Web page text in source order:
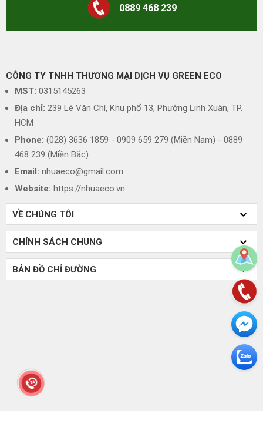
0889 468 239
CÔNG TY TNHH THƯƠNG MẠI DỊCH VỤ GREEN ECO
MST: 0315145263
Địa chỉ: 239 Lê Văn Chí, Khu phố 13, Phường Linh Xuân, TP.
HCM
Phone: (028) 3636 1859 - 0909 659 279 (Miền Nam) - 0889
468 239 (Miền Bắc)
Email: nhuaeco@gmail.com
Website: https://nhuaeco.vn
VỀ CHÚNG TÔI
CHÍNH SÁCH CHUNG
BẢN ĐỒ CHỈ ĐƯỜNG